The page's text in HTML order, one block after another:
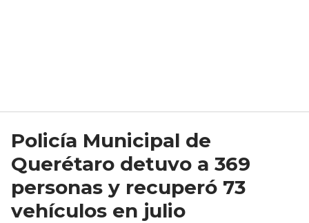
Policía Municipal de
Querétaro detuvo a 369
personas y recuperó 73
vehículos en julio